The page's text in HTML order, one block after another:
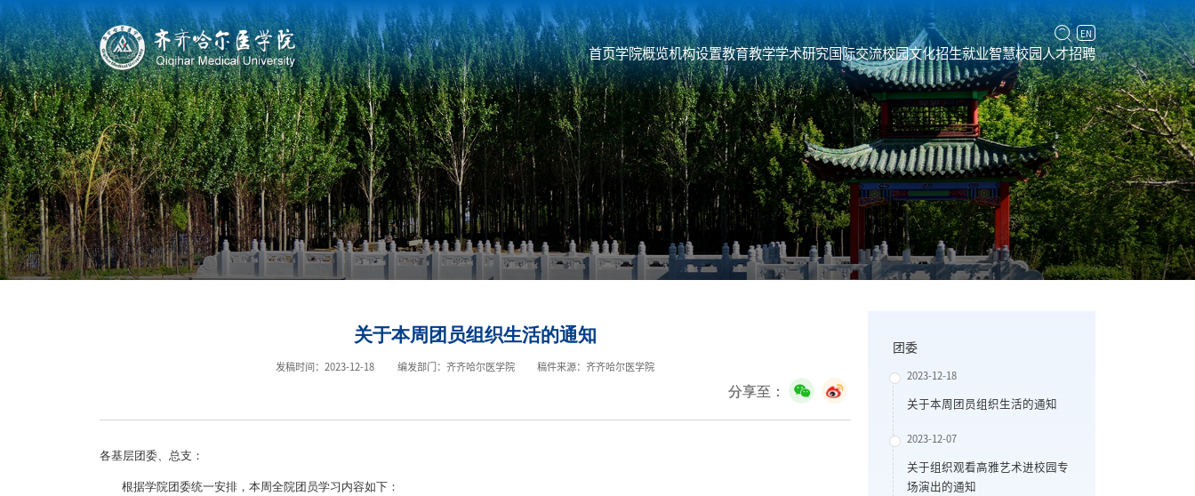
EN
首页学院概览机构设置教育教学学术研究国际交流校园文化招生就业智慧校园人才招聘
关于本周团员组织生活的通知
发稿时间：2023-12-18 编发部门：齐齐哈尔医学院 稿件来源：齐齐哈尔医学院
分享至：
各基层团委、总支：
根据学院团委统一安排，本周全院团员学习内容如下：
团委
2023-12-18
关于本周团员组织生活的通知
2023-12-07
关于组织观看高雅艺术进校园专
场演出的通知